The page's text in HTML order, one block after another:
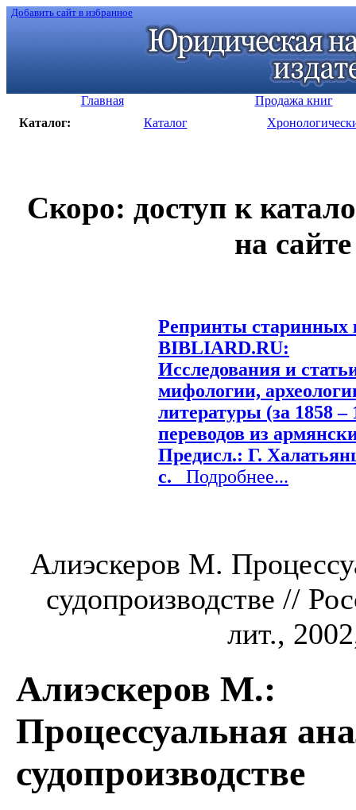
Добавить сайт в избранное
Главная
Продажа книг
Каталог:
Каталог
Скоро: доступ к
на
Репринты старинных
BIBLIARD.RU:
Исследования и
мифологии,
литературы (за 1858
переводов из
Предисл.: Г.
с. Подробнее...
Алиэскеров М.
судопроизводстве //
лит.,
Алиэскеров М.:
Процессуальная
судопроизводстве